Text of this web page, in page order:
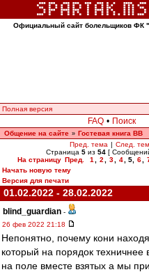
Официальный сайт болельщиков ФК
Полная версия
FAQ • Поиск
Общение на сайте » Гостевая книга ВВ
Пред. тема | След.
Страница 5 из 54 [
На страницу Пред. 1 2 3 4 5, 6
Начать новую тему
Версия для печати
01.02.2022 - 28.02.2022
blind_guardian -
26 фев 2022 21:18
Непонятно, почему кони
который на порядок техничнее
на поле вместе взятых а мы